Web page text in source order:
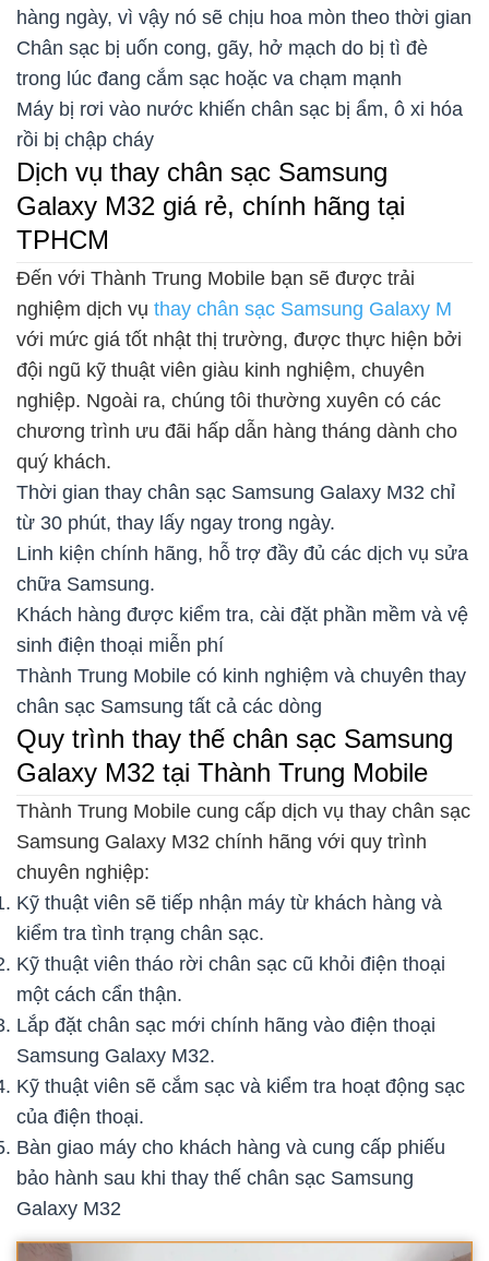
hàng ngày, vì vậy nó sẽ chịu hoa mòn theo thời gian
Chân sạc bị uốn cong, gãy, hở mạch do bị tì đè
trong lúc đang cắm sạc hoặc va chạm mạnh
Máy bị rơi vào nước khiến chân sạc bị ẩm, ô xi hóa
rồi bị chập cháy
Dịch vụ thay chân sạc Samsung
Galaxy M32 giá rẻ, chính hãng tại
TPHCM
Đến với Thành Trung Mobile bạn sẽ được trải
nghiệm dịch vụ thay chân sạc Samsung Galaxy M
với mức giá tốt nhật thị trường, được thực hiện bởi
đội ngũ kỹ thuật viên giàu kinh nghiệm, chuyên
nghiệp. Ngoài ra, chúng tôi thường xuyên có các
chương trình ưu đãi hấp dẫn hàng tháng dành cho
quý khách.
Thời gian thay chân sạc Samsung Galaxy M32 chỉ
từ 30 phút, thay lấy ngay trong ngày.
Linh kiện chính hãng, hỗ trợ đầy đủ các dịch vụ sửa
chữa Samsung.
Khách hàng được kiểm tra, cài đặt phần mềm và vệ
sinh điện thoại miễn phí
Thành Trung Mobile có kinh nghiệm và chuyên thay
chân sạc Samsung tất cả các dòng
Quy trình thay thế chân sạc Samsung
Galaxy M32 tại Thành Trung Mobile
Thành Trung Mobile cung cấp dịch vụ thay chân sạc
Samsung Galaxy M32 chính hãng với quy trình
chuyên nghiệp:
Kỹ thuật viên sẽ tiếp nhận máy từ khách hàng và
kiểm tra tình trạng chân sạc.
Kỹ thuật viên tháo rời chân sạc cũ khỏi điện thoại
một cách cẩn thận.
Lắp đặt chân sạc mới chính hãng vào điện thoại
Samsung Galaxy M32.
Kỹ thuật viên sẽ cắm sạc và kiểm tra hoạt động sạc
của điện thoại.
Bàn giao máy cho khách hàng và cung cấp phiếu
bảo hành sau khi thay thế chân sạc Samsung
Galaxy M32